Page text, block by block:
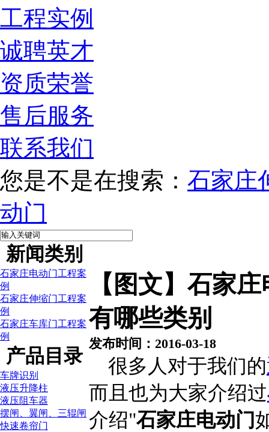
工程实例
诚聘英才
资质荣誉
售后服务
联系我们
您是不是在搜索： 石家庄
动门
新闻类别
石家庄电动门工程案
例
石家庄伸缩门工程案
例
石家庄车库门工程案
例
产品目录
车牌识别
液压升降柱
液压阻车器
摆闸、翼闸、三辊闸
快速卷帘门
【图文】石家
有哪些类别
发布时间：2016-03-18
很多人对于我们的
而且也为大家介绍过
介绍"石家庄电动门